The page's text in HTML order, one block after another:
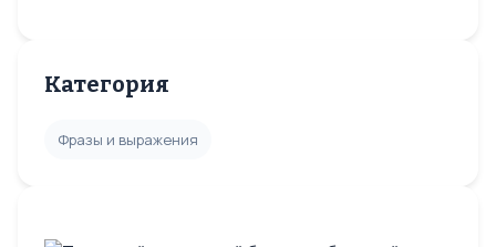
Категория
Фразы и выражения